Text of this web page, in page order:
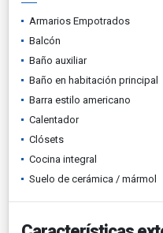
Armarios Empotrados
Balcón
Baño auxiliar
Baño en habitación principal
Barra estilo americano
Calentador
Clósets
Cocina integral
Suelo de cerámica / mármol